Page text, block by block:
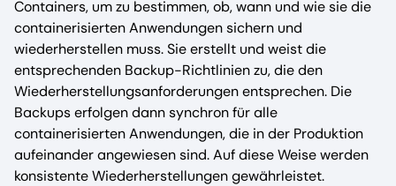
Containers, um zu bestimmen, ob, wann und wie sie die
containerisierten Anwendungen sichern und
wiederherstellen muss. Sie erstellt und weist die
entsprechenden Backup-Richtlinien zu, die den
Wiederherstellungsanforderungen entsprechen. Die
Backups erfolgen dann synchron für alle
containerisierten Anwendungen, die in der Produktion
aufeinander angewiesen sind. Auf diese Weise werden
konsistente Wiederherstellungen gewährleistet.